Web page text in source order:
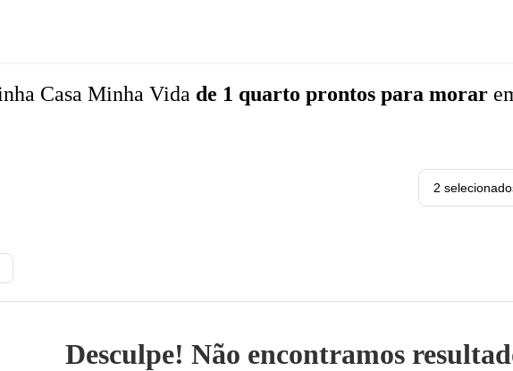
Casa Minha Vida de 1 quarto prontos para morar
2
Desculpe! Não encontramos